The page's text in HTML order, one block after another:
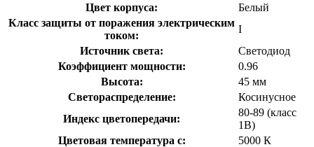
Цвет корпуса:
Белый
Класс защиты от поражения электрическим
током:
I
Источник света:
Светодиод
Коэффициент мощности:
0.96
Высота:
45 мм
Светораспределение:
Косинусное
Индекс цветопередачи:
80-89 (класс
1В)
Цветовая температура с:
5000 К